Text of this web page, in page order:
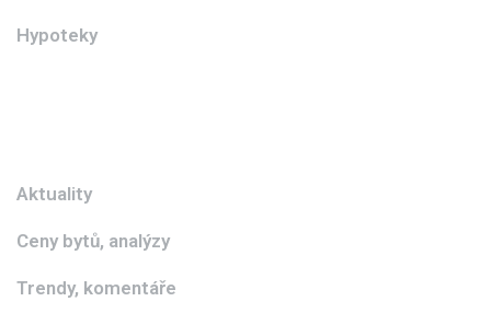
Hypoteky
Aktuality
Ceny bytů, analýzy
Trendy, komentáře